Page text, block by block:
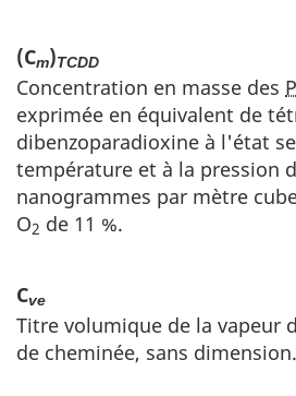
(Cm)TCDD
Concentration en masse des
exprimée en équivalent de
dibenzoparadioxine à l'état
température et à la pression
nanogrammes par mètre
O2 de 11 %.
Cve
Titre volumique de la vapeur
de cheminée, sans dimension.